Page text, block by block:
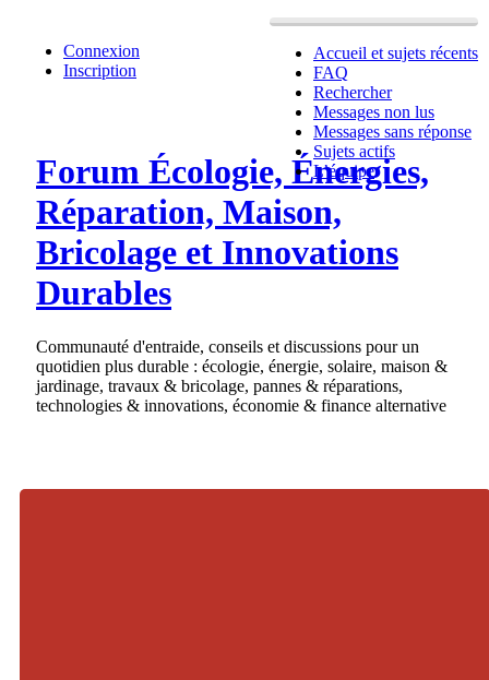
Accueil et sujets récents
FAQ
Rechercher
Messages non lus
Messages sans réponse
Sujets actifs
L’équipe
Connexion
Inscription
Forum Écologie, Énergies,
Réparation, Maison,
Bricolage et Innovations
Durables
Communauté d'entraide, conseils et discussions pour un
quotidien plus durable : écologie, énergie, solaire, maison &
jardinage, travaux & bricolage, pannes & réparations,
technologies & innovations, économie & finance alternative